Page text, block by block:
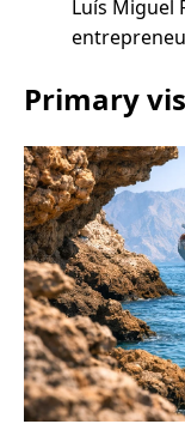
Luís Miguel
Primary